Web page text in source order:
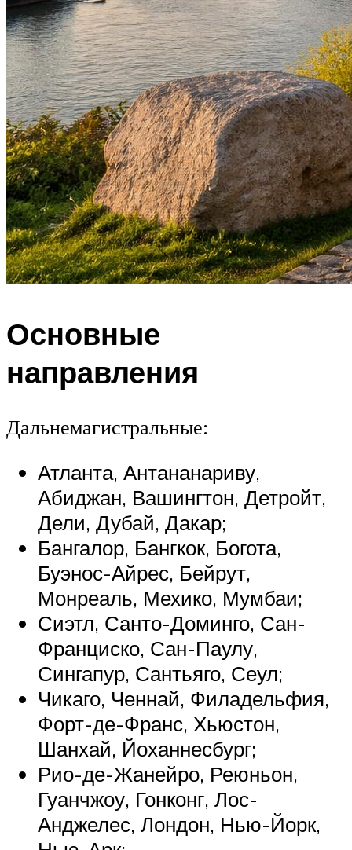
Основные
направления
Дальнемагистральные:
Атланта, Антананариву,
Абиджан, Вашингтон, Детройт,
Дели, Дубай, Дакар;
Бангалор, Бангкок, Богота,
Буэнос-Айрес, Бейрут,
Монреаль, Мехико, Мумбаи;
Сиэтл, Санто-Доминго, Сан-
Франциско, Сан-Паулу,
Сингапур, Сантьяго, Сеул;
Чикаго, Ченнай, Филадельфия,
Форт-де-Франс, Хьюстон,
Шанхай, Йоханнесбург;
Рио-де-Жанейро, Реюньон,
Гуанчжоу, Гонконг, Лос-
Анджелес, Лондон, Нью-Йорк,